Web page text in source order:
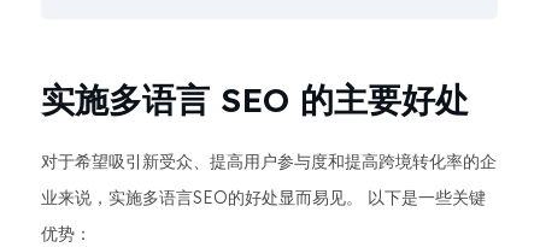
实施多语言 SEO 的主要好处
对于希望吸引新受众、提高用户参与度和提高跨境转化率的企
业来说，实施多语言SEO的好处显而易见。 以下是一些关键
优势：